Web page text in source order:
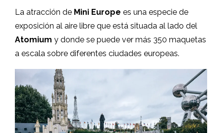
La atracción de Mini Europe es una especie de
exposición al aire libre que está situada al lado del
Atomium y donde se puede ver más 350 maquetas
a escala sobre diferentes ciudades europeas.